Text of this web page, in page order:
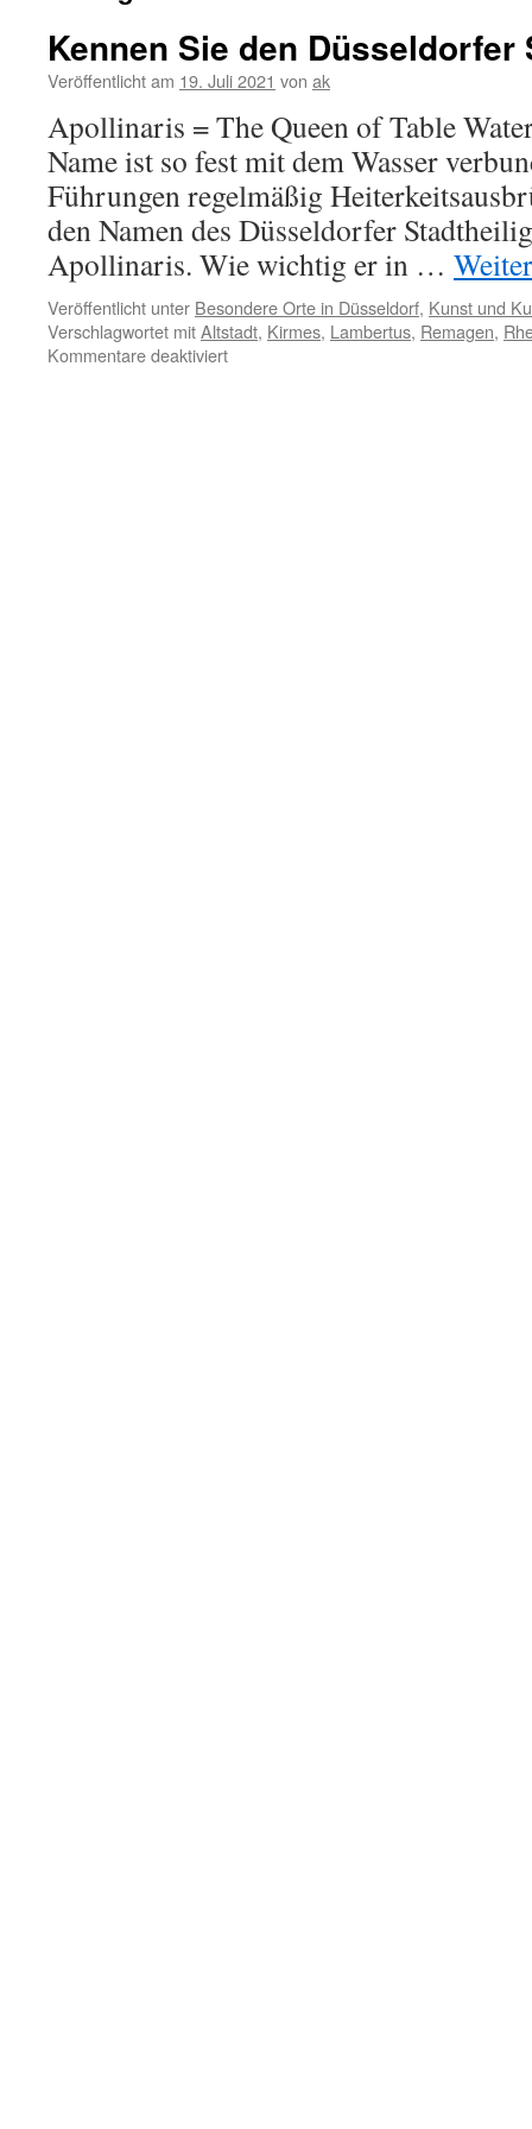
Kennen Sie den
Veröffentlicht am 19. Juli 2021 von ak
Apollinaris = The Queen of Table
Name ist so fest mit dem Wasser
Führungen regelmäßig
den Namen des Düsseldorfer
Apollinaris. Wie wichtig er in …
Veröffentlicht unter Besondere Orte in Düsseldorf, Kunst und
Verschlagwortet mitAltstadt, Kirmes, Lambertus, Remagen,
Kommentare deaktiviertfür